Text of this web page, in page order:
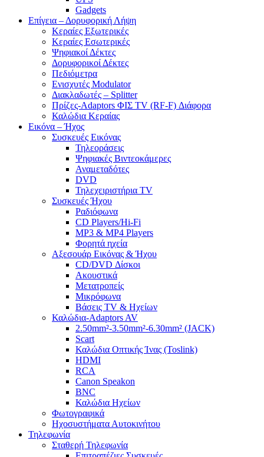
Gadgets
Επίγεια – Δορυφορική Λήψη
Κεραίες Εξωτερικές
Κεραίες Εσωτερικές
Ψηφιακοί Δέκτες
Δορυφορικοί Δέκτες
Πεδιόμετρα
Ενισχυτές Modulator
Διακλαδωτές – Splitter
Πρίζες-Adaptors ΦΙΣ TV (RF-F) Διάφορα
Καλώδια Κεραίας
Εικόνα – Ήχος
Συσκευές Εικόνας
Τηλεοράσεις
Ψηφιακές Βιντεοκάμερες
Αναμεταδότες
DVD
Τηλεχειριστήρια TV
Συσκευές Ήχου
Ραδιόφωνα
CD Players/Hi-Fi
MP3 & MP4 Players
Φορητά ηχεία
Αξεσουάρ Εικόνας & Ήχου
CD/DVD Δίσκοι
Ακουστικά
Μετατροπείς
Μικρόφωνα
Βάσεις TV & Ηχείων
Καλώδια-Adaptors AV
2.50mm²-3.50mm²-6.30mm² (JACK)
Scart
Καλώδια Οπτικής Ίνας (Toslink)
HDMI
RCA
Canon Speakon
BNC
Καλώδια Ηχείων
Φωτογραφικά
Ηχοσυστήματα Αυτοκινήτου
Τηλεφωνία
Σταθερή Τηλεφωνία